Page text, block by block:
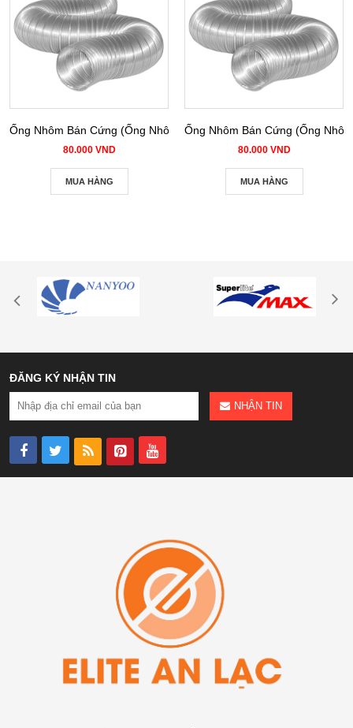
Ống Nhôm Bán Cứng (Ống Nhôm Nhún) phi 100
80.000 VND
MUA HÀNG
Ống Nhôm Bán Cứng (Ống
80.000 VND
MUA HÀNG
ĐĂNG KÝ NHẬN TIN
NHẬN TIN